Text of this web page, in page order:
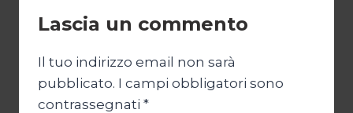
Lascia un commento
Il tuo indirizzo email non sarà
pubblicato. I campi obbligatori sono
contrassegnati *